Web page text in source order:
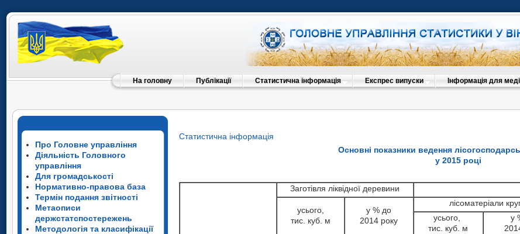
На головну Публікації Статистична інформація Експрес випуски Інформація для
Про Головне управління
Діяльність Головного
управління
Для громадськості
Нормативно-правова база
Термін подання звітності
Метаописи
держстатспостережень
Методологія та класифікації
Статистична інформація
Основні показники ведення
у 2015 році
Заготівля ліквідної деревини
усього,
тис. куб. м
у % до
2014 року
лісоматеріали
усього,
тис. куб. м
у